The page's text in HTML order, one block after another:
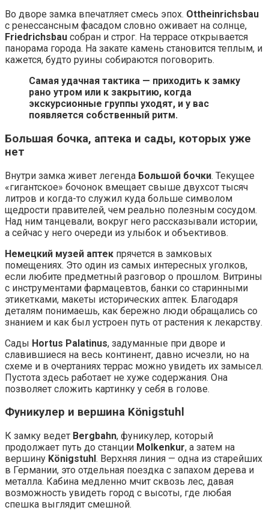
Во дворе замка впечатляет смесь эпох. Ottheinrichsbau
с ренессансным фасадом словно оживает на солнце,
Friedrichsbau собран и строг. На террасе открывается
панорама города. На закате камень становится теплым, и
кажется, будто руины собираются поговорить.
Самая удачная тактика — приходить к замку
рано утром или к закрытию, когда
экскурсионные группы уходят, и у вас
появляется собственный ритм.
Большая бочка, аптека и сады, которых уже
нет
Внутри замка живет легенда Большой бочки. Текущее
«гигантское» бочонок вмещает свыше двухсот тысяч
литров и когда-то служил куда больше символом
щедрости правителей, чем реально полезным сосудом.
Над ним танцевали, вокруг него рассказывали истории,
а сейчас у него очереди из улыбок и объективов.
Немецкий музей аптек прячется в замковых
помещениях. Это один из самых интересных уголков,
если любите предметный разговор о прошлом. Витрины
с инструментами фармацевтов, банки со старинными
этикетками, макеты исторических аптек. Благодаря
деталям понимаешь, как бережно люди обращались со
знанием и как был устроен путь от растения к лекарству.
Сады Hortus Palatinus, задуманные при дворе и
славившиеся на весь континент, давно исчезли, но на
схеме и в очертаниях террас можно увидеть их замысел.
Пустота здесь работает не хуже содержания. Она
позволяет сложить картинку у себя в голове.
Фуникулер и вершина Königstuhl
К замку ведет Bergbahn, фуникулер, который
продолжает путь до станции Molkenkur, а затем на
вершину Königstuhl. Верхняя линия — одна из старейших
в Германии, это отдельная поездка с запахом дерева и
металла. Кабина медленно мчит сквозь лес, давая
возможность увидеть город с высоты, где любая
спешка выглядит смешной.